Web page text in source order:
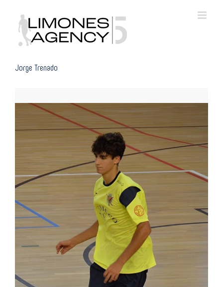
content
Jorge Trenado